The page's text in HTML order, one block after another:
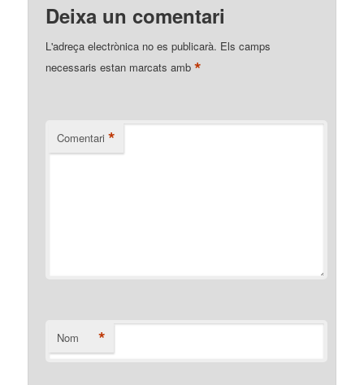
Deixa un comentari
L'adreça electrònica no es publicarà. Els camps
necessaris estan marcats amb*
Comentari *
Nom *